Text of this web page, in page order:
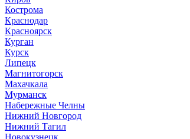
Кострома
Краснодар
Красноярск
Курган
Курск
Липецк
Магнитогорск
Махачкала
Мурманск
Набережные Челны
Нижний Новгород
Нижний Тагил
Новокузнецк